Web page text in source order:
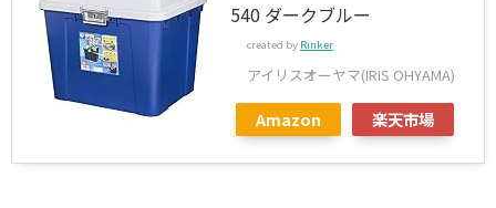
540 ダークブルー
created by Rinker
アイリスオーヤマ(IRIS OHYAMA)
Amazon 楽天市場